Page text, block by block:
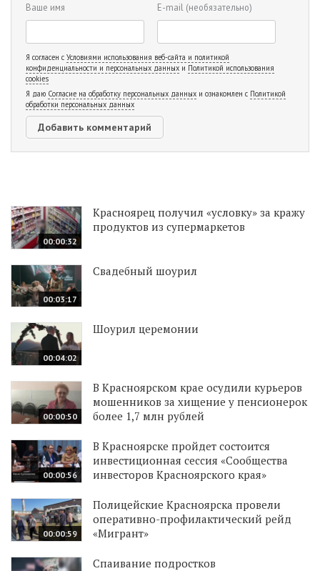
Ваше имя E-mail (необязательно)
Я согласен с Условиями использования веб-сайта и политикой
конфиденциальности и персональных данных и Политикой использования
cookies
Я даю Согласие на обработку персональных данных и ознакомлен с Политикой
обработки персональных данных
00:00:32
Красноярец получил «условку» за кражу
продуктов из супермаркетов
00:03:17
Свадебный шоурил
00:04:02
Шоурил церемонии
00:00:50
В Красноярском крае осудили курьеров
мошенников за хищение у пенсионерок
более 1,7 млн рублей
00:00:56
В Красноярске пройдет состоится
инвестиционная сессия «Сообщества
инвесторов Красноярского края»
00:00:59
Полицейские Красноярска провели
оперативно-профилактический рейд
«Мигрант»
Спаивание подростков